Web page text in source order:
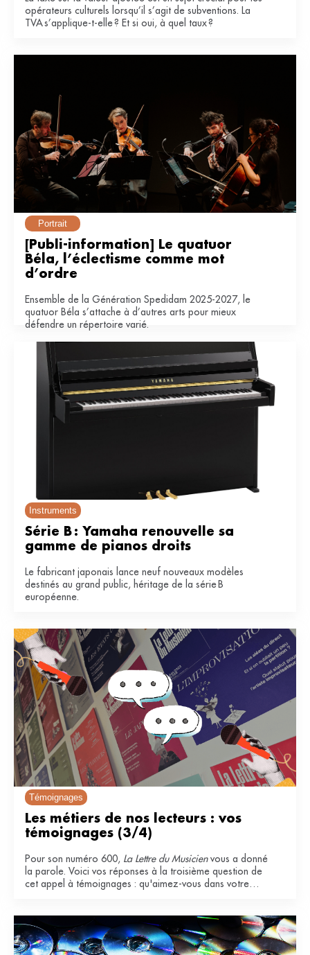
opérateurs culturels lorsqu’il s’agit de subventions. La
TVA s’applique-t-elle ? Et si oui, à quel taux ?
Portrait
[Publi-information] Le quatuor
Béla, l’éclectisme comme mot
d’ordre
Ensemble de la Génération Spedidam 2025-2027, le
quatuor Béla s’attache à d’autres arts pour mieux
défendre un répertoire varié.
Instruments
Série B : Yamaha renouvelle sa
gamme de pianos droits
Le fabricant japonais lance neuf nouveaux modèles
destinés au grand public, héritage de la série B
européenne.
Témoignages
Les métiers de nos lecteurs : vos
témoignages (3/4)
Pour son numéro 600, La Lettre du Musicienvous a donné
la parole. Voici vos réponses à la troisième question de
cet appel à témoignages : qu'aimez-vous dans votre